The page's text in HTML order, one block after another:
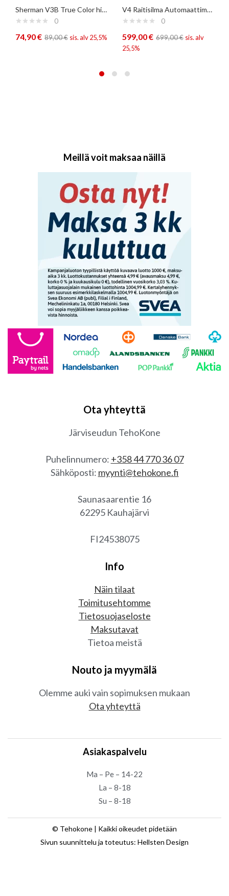
Sherman V3B True Color hitsauskypärä
0
74,90€ 89,00€ sis. alv 25,5%
V4 Raitisilma Automaattimaski
0
599,00€ 699,00€ sis. alv
25,5%
Meillä voit maksaa näillä
Ota yhteyttä
Järviseudun TehoKone
Puhelinnumero: +358 44 770 36 07
Sähköposti: myynti@tehokone.fi
Saunasaarentie 16
62295 Kauhajärvi
FI24538075
Info
Näin tilaat
Toimitusehtomme
Tietosuojaseloste
Maksutavat
Tietoa meistä
Nouto ja myymälä
Olemme auki vain sopimuksen mukaan
Ota yhteyttä
Asiakaspalvelu
Ma – Pe – 14-22
La – 8-18
Su – 8-18
© Tehokone | Kaikki oikeudet pidetään
Sivun suunnittelu ja toteutus: Hellsten Design